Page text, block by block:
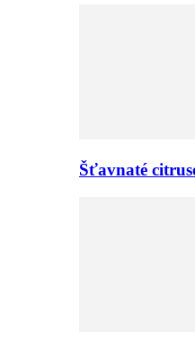
Šťavnaté